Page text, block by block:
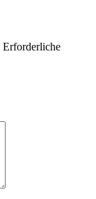
Erforderliche